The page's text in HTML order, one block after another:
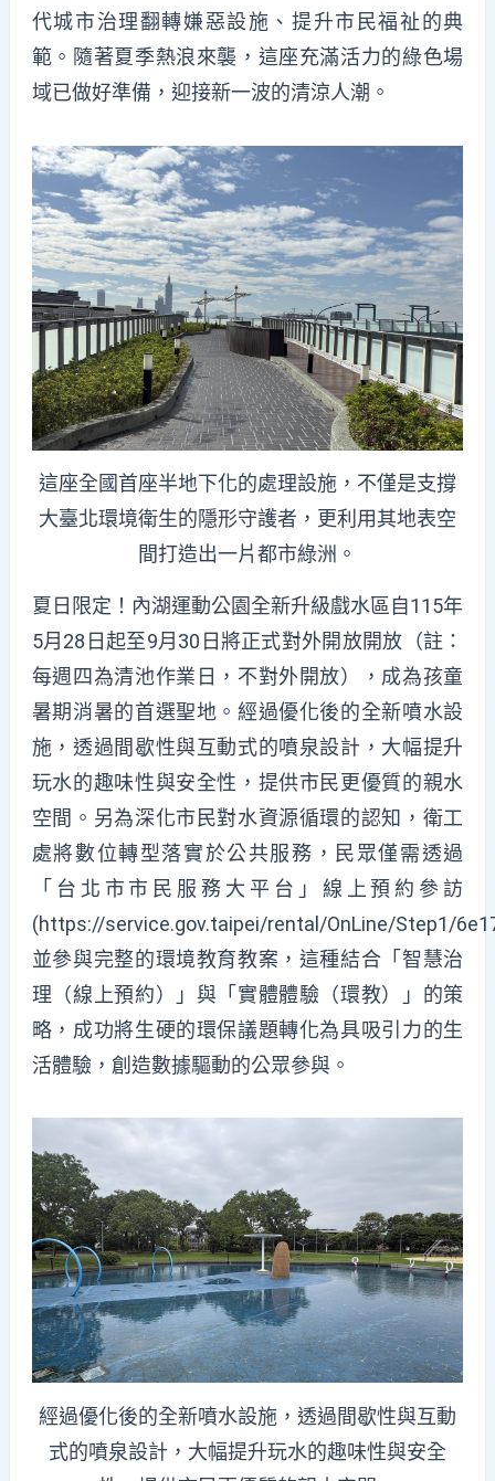
代城市治理翻轉嫌惡設施、提升市民福祉的典
範。隨著夏季熱浪來襲，這座充滿活力的綠色場
域已做好準備，迎接新一波的清涼人潮。
這座全國首座半地下化的處理設施，不僅是支撐
大臺北環境衛生的隱形守護者，更利用其地表空
間打造出一片都市綠洲。
夏日限定！內湖運動公園全新升級戲水區自115年
5月28日起至9月30日將正式對外開放開放（註：
每週四為清池作業日，不對外開放），成為孩童
暑期消暑的首選聖地。經過優化後的全新噴水設
施，透過間歇性與互動式的噴泉設計，大幅提升
玩水的趣味性與安全性，提供市民更優質的親水
空間。另為深化市民對水資源循環的認知，衛工
處將數位轉型落實於公共服務，民眾僅需透過
「台北市市民服務大平台」線上預約參訪
(https://service.gov.taipei/rental/OnLine/Step1/
並參與完整的環境教育教案，這種結合「智慧治
理（線上預約）」與「實體體驗（環教）」的策
略，成功將生硬的環保議題轉化為具吸引力的生
活體驗，創造數據驅動的公眾參與。
經過優化後的全新噴水設施，透過間歇性與互動
式的噴泉設計，大幅提升玩水的趣味性與安全